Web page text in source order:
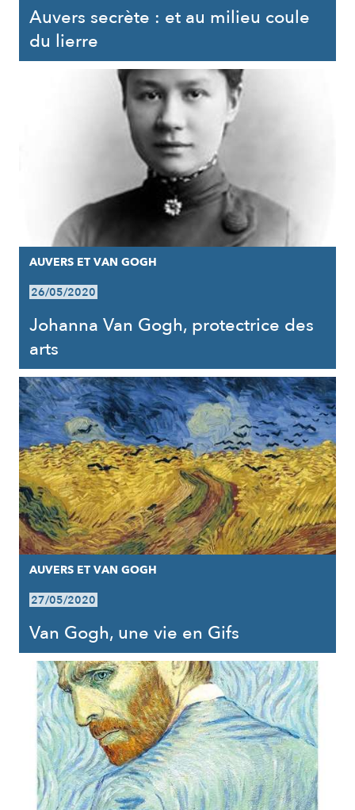
Auvers secrète : et au milieu coule
du lierre
AUVERS ET VAN GOGH
26/05/2020
Johanna Van Gogh, protectrice des
arts
AUVERS ET VAN GOGH
27/05/2020
Van Gogh, une vie en Gifs